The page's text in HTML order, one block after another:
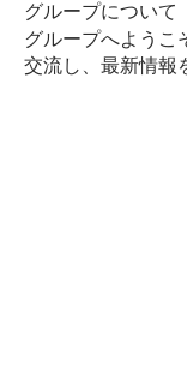
グループについて
グループへようこ
交流し、最新情報